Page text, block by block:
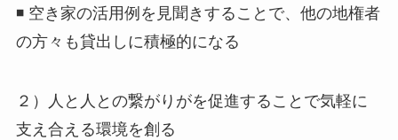
◾ 空き家の活用例を見聞きすることで、他の地権者
の方々も貸出しに積極的になる
２）人と人との繋がりがを促進することで気軽に
支え合える環境を創る